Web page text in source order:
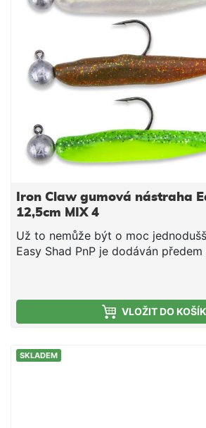
Iron Claw gumová nástraha
12,5cm MIX 4
Už to nemůže být o moc
Easy Shad PnP je dodáván předem
neboli vyjměte Easy Shad z
a rovnou chytejte. Nemusíte řešit
vhodné hlavičky a složité
vlastnost i při lovu ostatních
VLOŽIT DO
SKLADEM